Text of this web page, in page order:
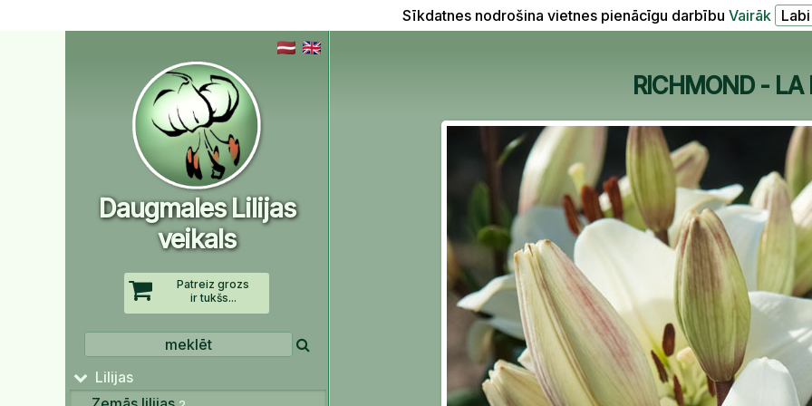
Sīkdatnes nodrošina vietnes pienācīgu darbību Vairāk
Daugmales Lilijas
veikals
Patreiz grozs
ir tukšs...
Lilijas
RICHMOND -